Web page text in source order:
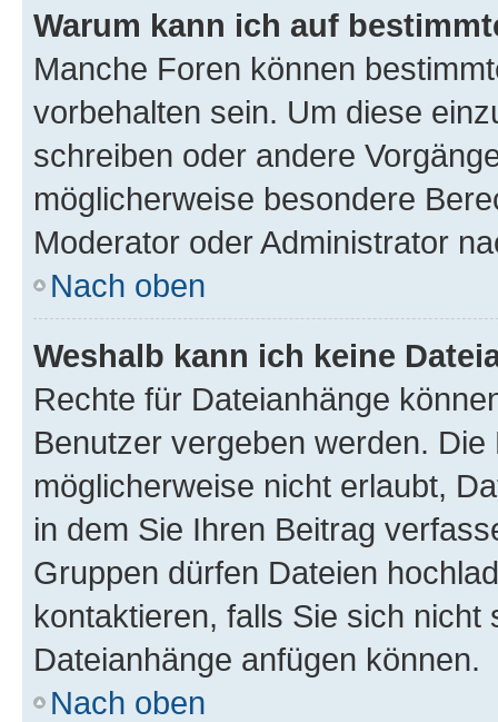
Warum kann ich auf
Manche Foren können
vorbehalten sein. Um diese
schreiben oder andere
möglicherweise besondere
Moderator oder Administrator
Nach oben
Weshalb kann ich keine
Rechte für Dateianhänge
Benutzer vergeben werden.
möglicherweise nicht erlaubt,
in dem Sie Ihren Beitrag
Gruppen dürfen Dateien
kontaktieren, falls Sie sich
Dateianhänge anfügen können.
Nach oben